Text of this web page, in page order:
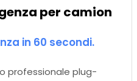
per camion
in 60 secondi.
professionale plug-